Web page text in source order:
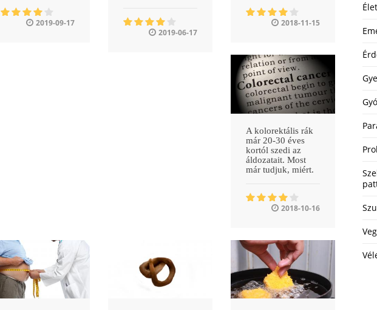
2019-09-17
2019-06-17
2018-11-15
A kolorektális rák
már 20-30 éves
kortól szedi az
áldozatait. Most
már tudjuk, miért.
2018-10-16